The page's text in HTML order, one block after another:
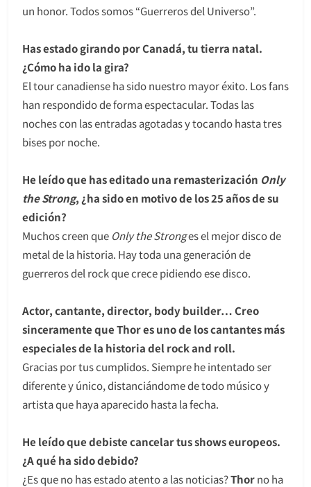
un honor. Todos somos “Guerreros del Universo”.
Has estado girando por Canadá, tu tierra natal.
¿Cómo ha ido la gira?
El tour canadiense ha sido nuestro mayor éxito. Los fans
han respondido de forma espectacular. Todas las
noches con las entradas agotadas y tocando hasta tres
bises por noche.
He leído que has editado una remasterización Only
the Strong, ¿ha sido en motivo de los 25 años de su
edición?
Muchos creen que Only the Stronges el mejor disco de
metal de la historia. Hay toda una generación de
guerreros del rock que crece pidiendo ese disco.
Actor, cantante, director, body builder…Creo
sinceramente que Thor es uno de los cantantes más
especiales de la historia del rock and roll.
Gracias por tus cumplidos. Siempre he intentado ser
diferente y único, distanciándome de todo músico y
artista que haya aparecido hasta la fecha.
He leído que debiste cancelar tus shows europeos.
¿A qué ha sido debido?
¿Es que no has estado atento a las noticias?Thorno ha